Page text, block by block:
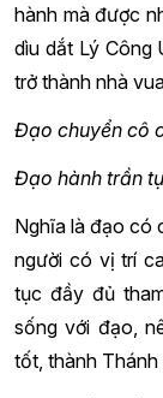
hành mà được
dìu dắt Lý Công
trở thành nhà
Đạo chuyển cô
Đạo hành trần
Nghĩa là đạo có
người có vị trí
tục đầy đủ
sống với đạo,
tốt, thành Thánh